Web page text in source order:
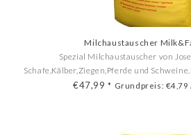
Milchaustauscher
Spezial Milchaustauscher von
Schafe,Kälber,Ziegen,Pferde und
€47,99* Grundpreis: €4,79